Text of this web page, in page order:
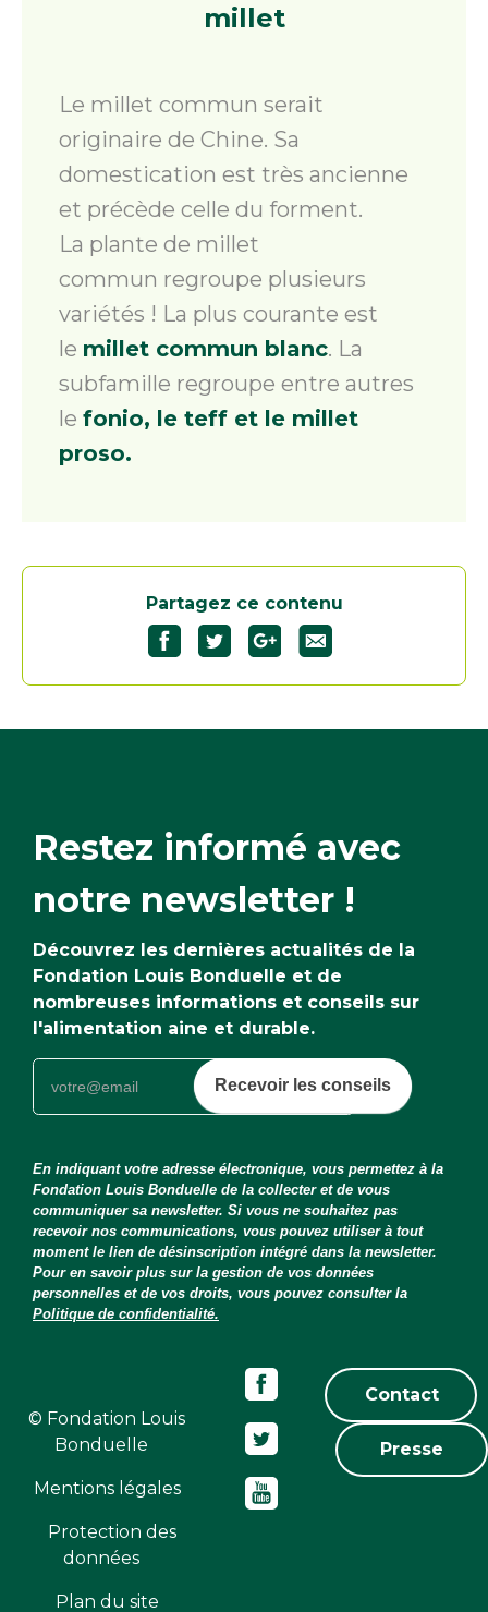
millet
Le millet commun serait
originaire de Chine. Sa
domestication est très ancienne
et précède celle du forment.
La plante de millet
commun regroupe plusieurs
variétés ! La plus courante est
le millet commun blanc. La
subfamille regroupe entre autres
le fonio, le teff et le millet
proso.
Partagez ce contenu
PartagezPartagezPartagez
Restez informé avec
notre newsletter !
Découvrez les dernières actualités de la
Fondation Louis Bonduelle et de
nombreuses informations et conseils sur
l'alimentation aine et durable.
Recevoir les conseils
En indiquant votre adresse électronique, vous permettez à la
Fondation Louis Bonduelle de la collecter et de vous
communiquer sa newsletter. Si vous ne souhaitez pas
recevoir nos communications, vous pouvez utiliser à tout
moment le lien de désinscription intégré dans la newsletter.
Pour en savoir plus sur la gestion de vos données
personnelles et de vos droits, vous pouvez consulter la
Politique de confidentialité.
© Fondation Louis
Bonduelle
Mentions légales
Protection des
données
Plan du site
Contact
Presse